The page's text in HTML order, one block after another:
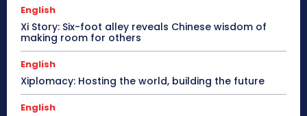
English
Xi Story: Six-foot alley reveals Chinese wisdom of
making room for others
English
Xiplomacy: Hosting the world, building the future
English